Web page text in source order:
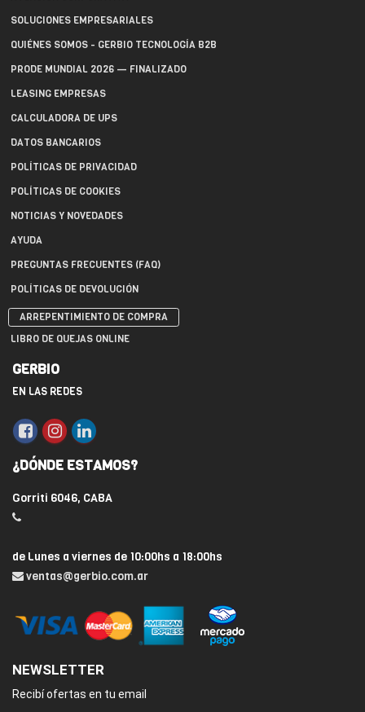
SOLUCIONES EMPRESARIALES
QUIÉNES SOMOS - GERBIO TECNOLOGÍA B2B
PRODE MUNDIAL 2026 — FINALIZADO
LEASING EMPRESAS
CALCULADORA DE UPS
DATOS BANCARIOS
POLÍTICAS DE PRIVACIDAD
POLÍTICAS DE COOKIES
NOTICIAS Y NOVEDADES
AYUDA
PREGUNTAS FRECUENTES (FAQ)
POLÍTICAS DE DEVOLUCIÓN
ARREPENTIMIENTO DE COMPRA
LIBRO DE QUEJAS ONLINE
GERBIO
EN LAS REDES
¿DÓNDE ESTAMOS?
Gorriti 6046, CABA
de Lunes a viernes de 10:00hs a 18:00hs
ventas@gerbio.com.ar
NEWSLETTER
Recibí ofertas en tu email